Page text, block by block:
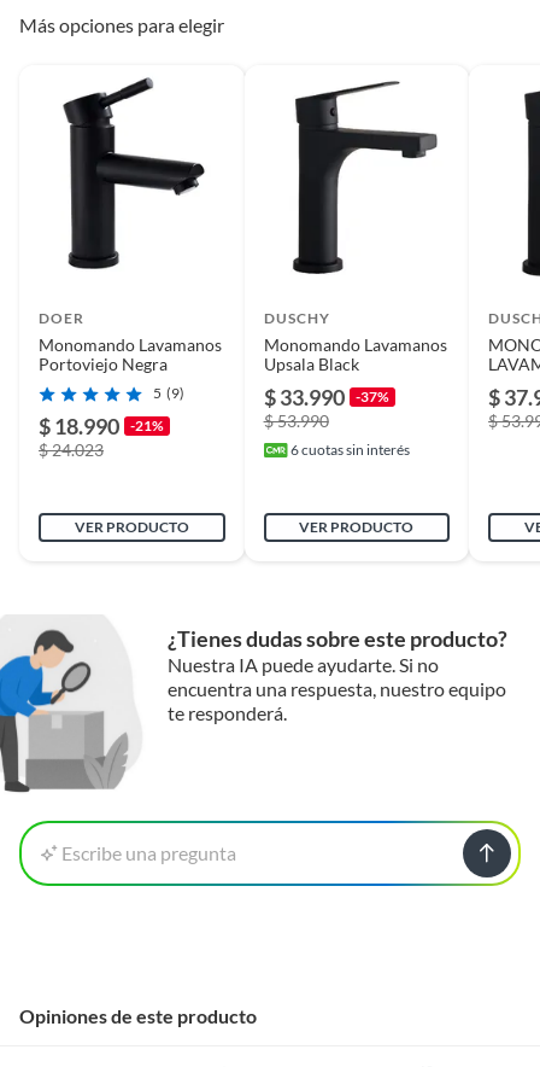
Más opciones para elegir
DOER
Monomando Lavamanos
Portoviejo Negra
5 (9)
$ 18.990 -21%
$ 24.023
VER PRODUCTO
DUSCHY
Monomando Lavamanos
Upsala Black
$ 33.990 -37%
$ 53.990
6cuotas sin interés
VER PRODUCTO
START
$
$
¿Tienes dudas sobre este producto?
Nuestra IA puede ayudarte. Si no
encuentra una respuesta, nuestro equipo
te responderá.
Escribe una pregunta
Opiniones de este producto